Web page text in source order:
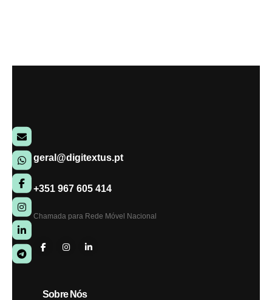
geral@digitextus.pt
+351 967 605 414
Chamada para Rede Móvel Nacional
Sobre Nós